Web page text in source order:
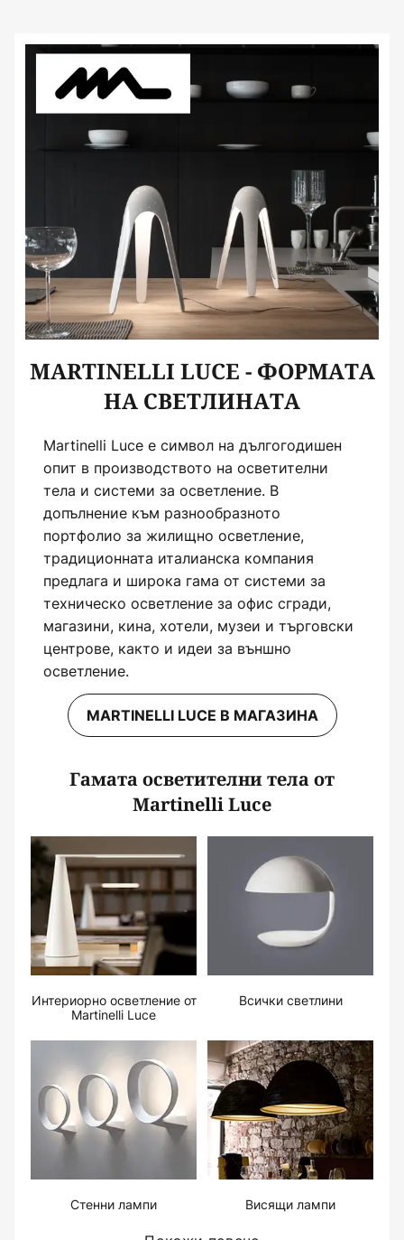
MARTINELLI LUCE - ФОРМАТА
НА СВЕТЛИНАТА
Martinelli Luce е символ на дългогодишен
опит в производството на осветителни
тела и системи за осветление. В
допълнение към разнообразното
портфолио за жилищно осветление,
традиционната италианска компания
предлага и широка гама от системи за
техническо осветление за офис сгради,
магазини, кина, хотели, музеи и търговски
центрове, както и идеи за външно
осветление.
MARTINELLI LUCE В МАГАЗИНА
Гамата осветителни тела от
Martinelli Luce
Интериорно осветление от
Martinelli Luce
Всички светлини
Стенни лампи Висящи лампи